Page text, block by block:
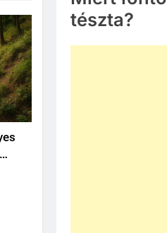
tészta?